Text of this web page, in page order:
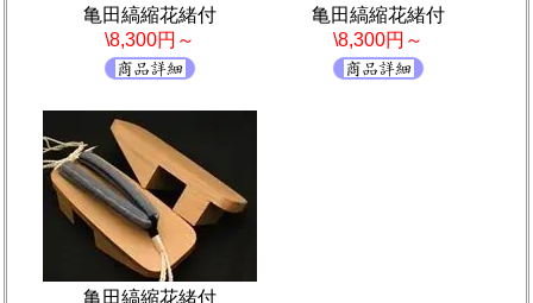
亀田縞縮花緒付
\8,300円～
亀田縞縮花緒付
\8,300円～
亀田縞縮花緒付